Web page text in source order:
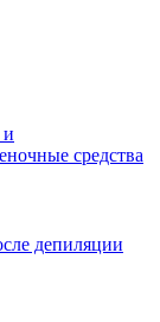
и
средства
депиляции